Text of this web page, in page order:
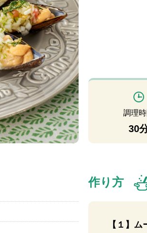
調理
30
作り方
【１】